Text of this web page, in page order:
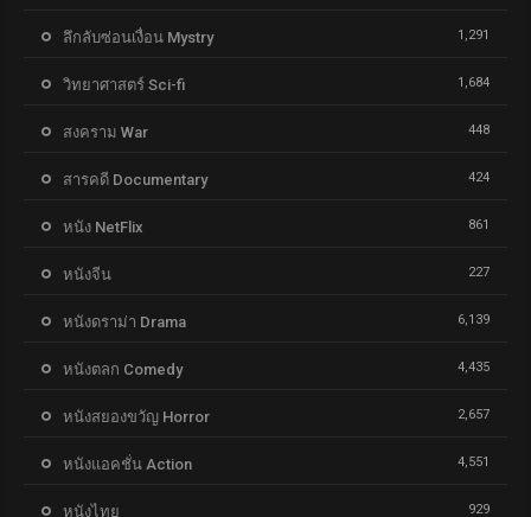
ลึกลับซ่อนเงื่อน Mystry 1,291
วิทยาศาสตร์ Sci-fi 1,684
สงคราม War 448
สารคดี Documentary 424
หนัง NetFlix 861
หนังจีน 227
หนังดราม่า Drama 6,139
หนังตลก Comedy 4,435
หนังสยองขวัญ Horror 2,657
หนังแอคชั่น Action 4,551
หนังไทย 929